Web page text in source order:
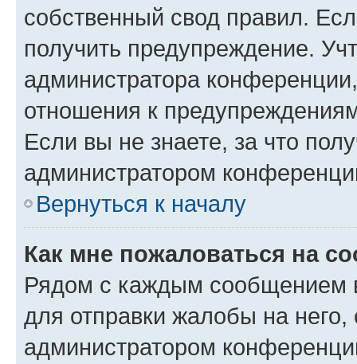
собственный свод правил.
получить предупреждение.
администратора
отношения к
Если вы не знаете, за что
администратором
Вернуться к началу
Как мне пожаловаться на
Рядом с каждым сообщением
для отправки жалобы на
администратором